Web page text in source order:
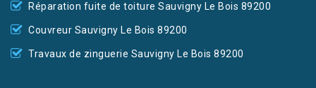
Réparation fuite de toiture Sauvigny Le Bois 89200
Couvreur Sauvigny Le Bois 89200
Travaux de zinguerie Sauvigny Le Bois 89200